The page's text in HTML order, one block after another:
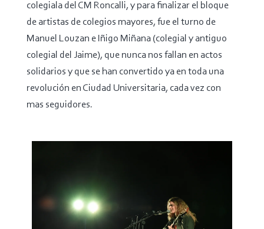
colegiala del CM Roncalli, y para finalizar el bloque
de artistas de colegios mayores, fue el turno de
Manuel Louzan e Iñigo Miñana (colegial y antiguo
colegial del Jaime), que nunca nos fallan en actos
solidarios y que se han convertido ya en toda una
revolución en Ciudad Universitaria, cada vez con
mas seguidores.